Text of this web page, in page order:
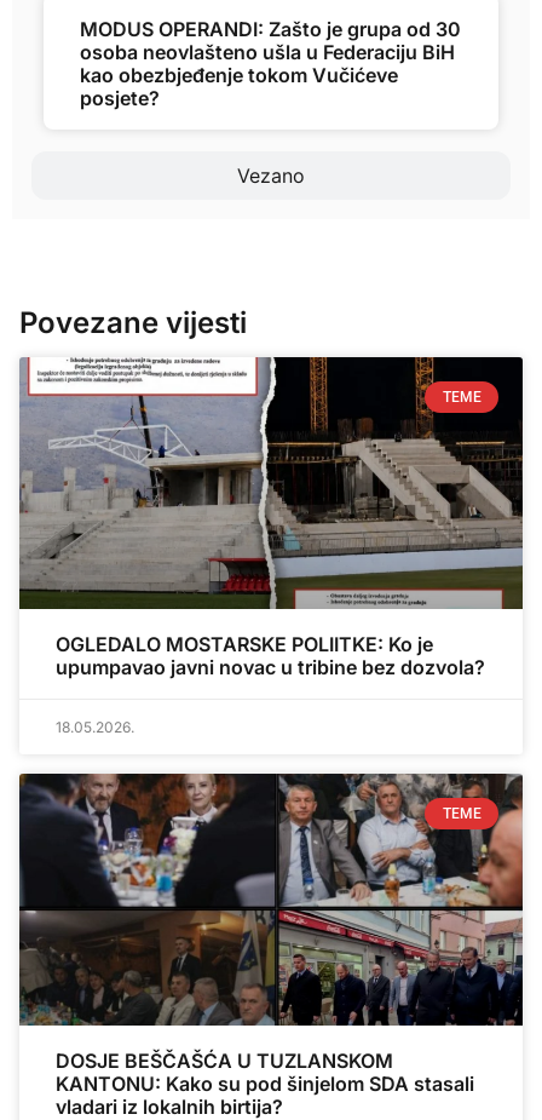
Vezano
MODUS OPERANDI: Zašto je grupa od 30
osoba neovlašteno ušla u Federaciju BiH
kao obezbjeđenje tokom Vučićeve
posjete?
Povezane vijesti
TEME
OGLEDALO MOSTARSKE POLIITKE: Ko je
upumpavao javni novac u tribine bez dozvola?
18.05.2026.
TEME
DOSJE BEŠČAŠĆA U TUZLANSKOM
KANTONU: Kako su pod šinjelom SDA stasali
vladari iz lokalnih birtija?